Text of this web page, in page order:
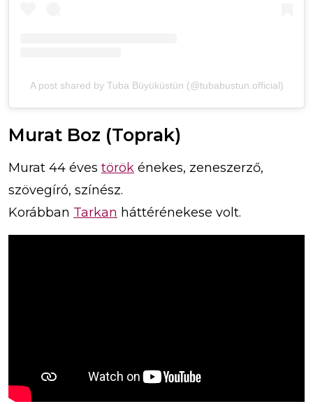
A post shared by Tuba Büyüküstün (@tubabustun.official)
Murat Boz (Toprak)
Murat 44 éves török énekes, zeneszerző,
szövegíró, színész.
Korábban Tarkan háttérénekese volt.